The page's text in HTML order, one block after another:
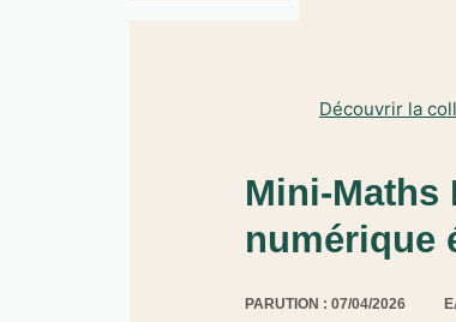
Découvrir la
Mini-Maths
numérique
PARUTION : 07/04/2026